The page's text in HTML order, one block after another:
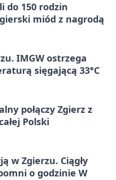
do 150 rodzin
miód z nagrodą
IMGW ostrzega
sięgającą 33°C
połączy Zgierz z
Polski
w Zgierzu. Ciągły
o godzinie W